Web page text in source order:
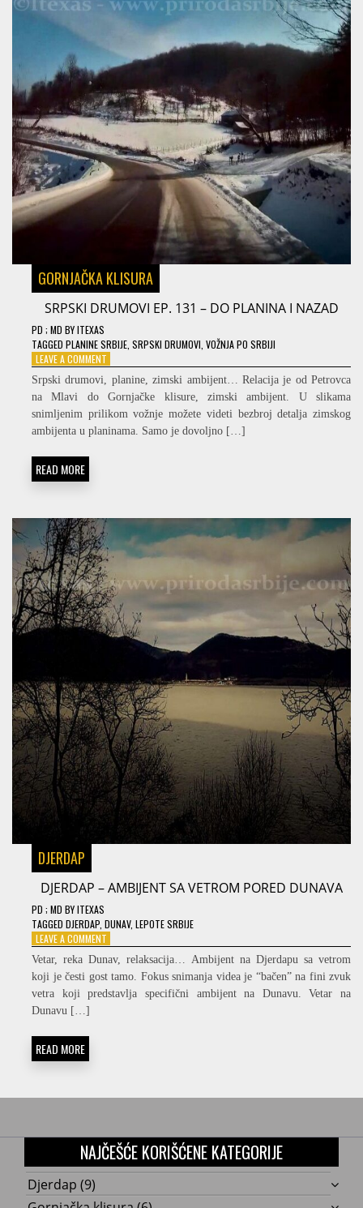
GORNJAČKA KLISURA
SRPSKI DRUMOVI EP. 131 – DO PLANINA I NAZAD
PD ; MD BYITEXAS
TAGGED PLANINE SRBIJE, SRPSKI DRUMOVI, VOŽNJA PO SRBIJI
LEAVE A COMMENT
SRPSKI
DRUMOVI
EP.
131
–
Srpski drumovi, planine, zimski ambijent… Relacija je od Petrovca
na Mlavi do Gornjačke klisure, zimski ambijent. U slikama
snimljenim prilikom vožnje možete videti bezbroj detalja zimskog
ambijenta u planinama. Samo je dovoljno […]
READ MORE
DJERDAP
DJERDAP – AMBIJENT SA VETROM PORED DUNAVA
PD ; MD BYITEXAS
TAGGED DJERDAP DUNAV, LEPOTE SRBIJE
LEAVE A COMMENT
DJERDAP
–
AMBIJENT
SA
Vetar, reka Dunav, relaksacija… Ambijent na Djerdapu sa vetrom
koji je česti gost tamo. Fokus snimanja videa je “bačen” na fini zvuk
vetra koji predstavlja specifični ambijent na Dunavu. Vetar na
Dunavu […]
READ MORE
NAJČEŠĆE KORIŠĆENE KATEGORIJE
Djerdap (9)